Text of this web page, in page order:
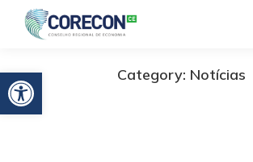
Barra de Ferramentas Aberta Category: Notícias